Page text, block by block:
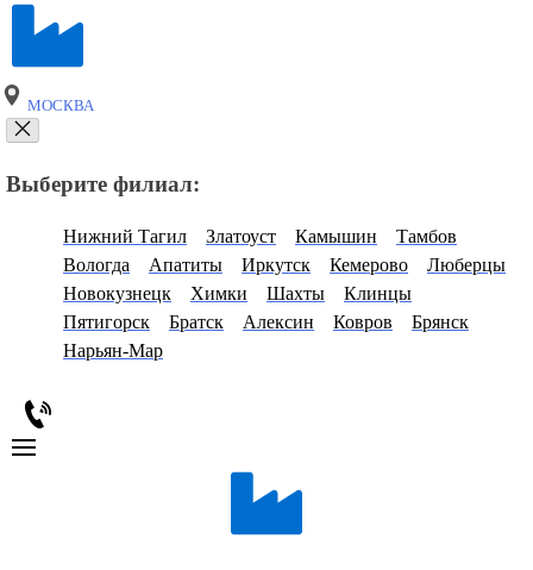
МОСКВА
Выберите филиал:
Нижний Тагил Златоуст Камышин
Тамбов
Вологда
Апатиты Иркутск Кемерово
Люберцы
Новокузнецк
Химки Шахты
Клинцы
Пятигорск
Братск Алексин Ковров
Брянск
Нарьян-Мар